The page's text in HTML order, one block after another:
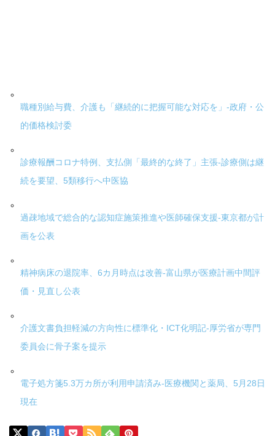
職種別給与費、介護も「継続的に把握可能な対応を」-政府・公
的価格検討委
診療報酬コロナ特例、支払側「最終的な終了」主張-診療側は継
続を要望、5類移行へ中医協
過疎地域で総合的な認知症施策推進や医師確保支援-東京都が計
画を公表
精神病床の退院率、6カ月時点は改善-富山県が医療計画中間評
価・見直し公表
介護文書負担軽減の方向性に標準化・ICT化明記-厚労省が専門
委員会に骨子案を提示
電子処方箋5.3万カ所が利用申請済み-医療機関と薬局、5月28日
現在